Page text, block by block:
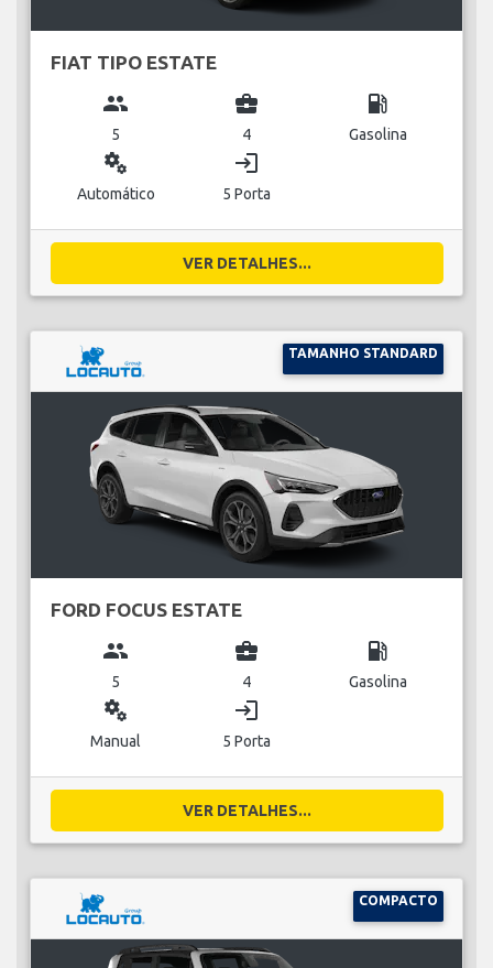
FIAT TIPO ESTATE
group
5
business_center
4
local_gas_station
Gasolina
miscellaneous_services
Automático
login
5 Porta
VER DETALHES...
TAMANHO STANDARD
FORD FOCUS ESTATE
group
5
business_center
4
local_gas_station
Gasolina
miscellaneous_services
Manual
login
5 Porta
VER DETALHES...
COMPACTO